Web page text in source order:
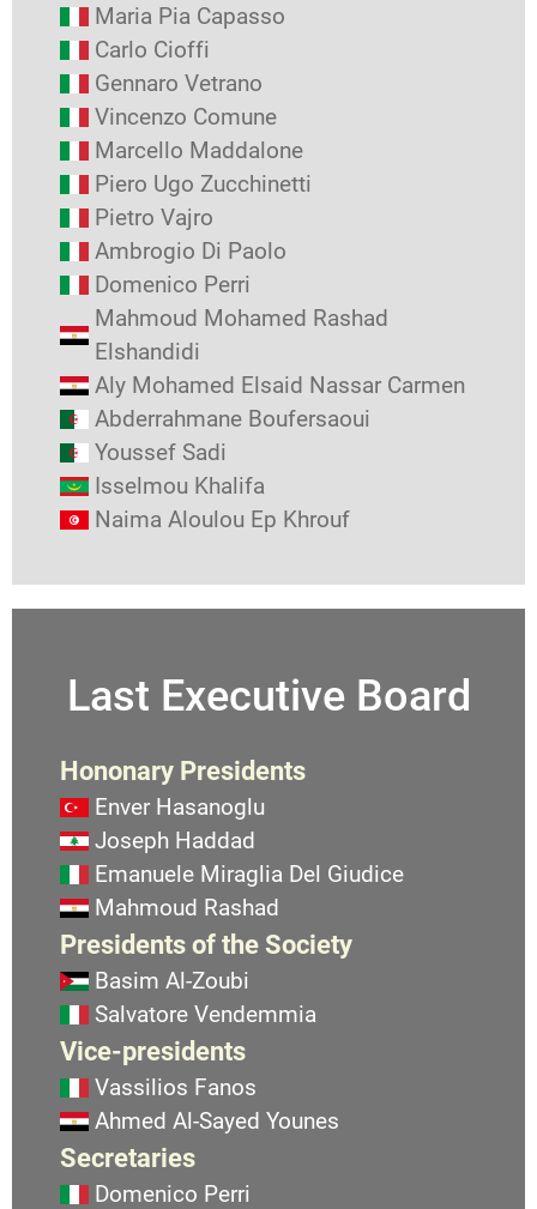
Maria Pia Capasso
Carlo Cioffi
Gennaro Vetrano
Vincenzo Comune
Marcello Maddalone
Piero Ugo Zucchinetti
Pietro Vajro
Ambrogio Di Paolo
Domenico Perri
Mahmoud Mohamed Rashad
Elshandidi
Aly Mohamed Elsaid Nassar Carmen
Abderrahmane Boufersaoui
Youssef Sadi
Isselmou Khalifa
Naima Aloulou Ep Khrouf
Last Executive Board
Hononary Presidents
Enver Hasanoglu
Joseph Haddad
Emanuele Miraglia Del Giudice
Mahmoud Rashad
Presidents of the Society
Basim Al-Zoubi
Salvatore Vendemmia
Vice-presidents
Vassilios Fanos
Ahmed Al-Sayed Younes
Secretaries
Domenico Perri